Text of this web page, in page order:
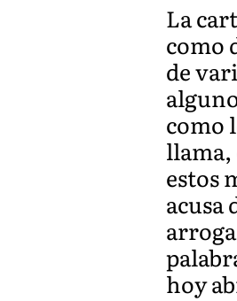
La
como
de
como
llama,
estos
acusa
hoy